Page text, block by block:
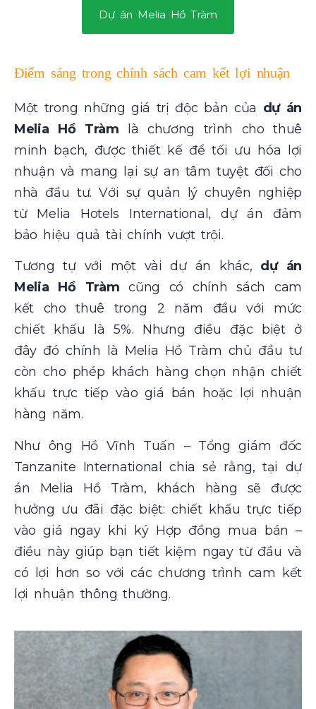
Dự án Melia Hồ Tràm
Điểm sáng trong chính sách cam kết lợi nhuận
Một trong những giá trị độc bản của dự án
Melia Hồ Tràm là chương trình cho thuê
minh bạch, được thiết kế để tối ưu hóa lợi
nhuận và mang lại sự an tâm tuyệt đối cho
nhà đầu tư. Với sự quản lý chuyên nghiệp
từ Melia Hotels International, dự án đảm
bảo hiệu quả tài chính vượt trội.
Tương tự với một vài dự án khác, dự án
Melia Hồ Tràm cũng có chính sách cam
kết cho thuê trong 2 năm đầu với mức
chiết khấu là 5%. Nhưng điều đặc biệt ở
đây đó chính là Melia Hồ Tràm chủ đầu tư
còn cho phép khách hàng chọn nhận chiết
khấu trực tiếp vào giá bán hoặc lợi nhuận
hàng năm.
Như ông Hồ Vĩnh Tuấn – Tổng giám đốc
Tanzanite International chia sẻ rằng, tại dự
án Melia Hồ Tràm, khách hàng sẽ được
hưởng ưu đãi đặc biệt: chiết khấu trực tiếp
vào giá ngay khi ký Hợp đồng mua bán –
điều này giúp bạn tiết kiệm ngay từ đầu và
có lợi hơn so với các chương trình cam kết
lợi nhuận thông thường.